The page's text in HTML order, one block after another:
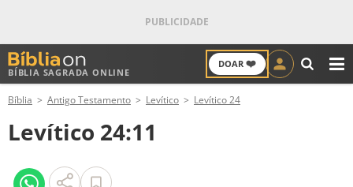
BÍBLIA SAGRADA ONLINE
DOAR ❤️
ANTIGO TESTAMENTO
NOVO TESTAMENTO
VERSÍCULOS
Bíblia Antigo Testamento Levítico Levítico 24
Levítico 24:11